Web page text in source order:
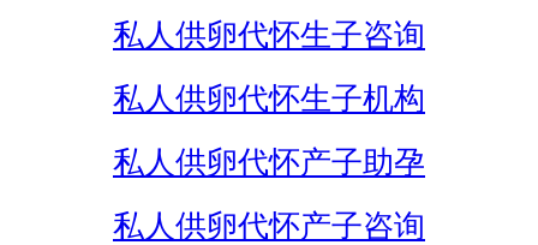
私人供卵代怀生子咨询
私人供卵代怀生子机构
私人供卵代怀产子助孕
私人供卵代怀产子咨询